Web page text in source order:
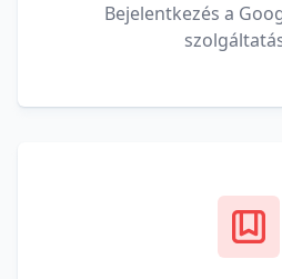
Bejelentkezés a